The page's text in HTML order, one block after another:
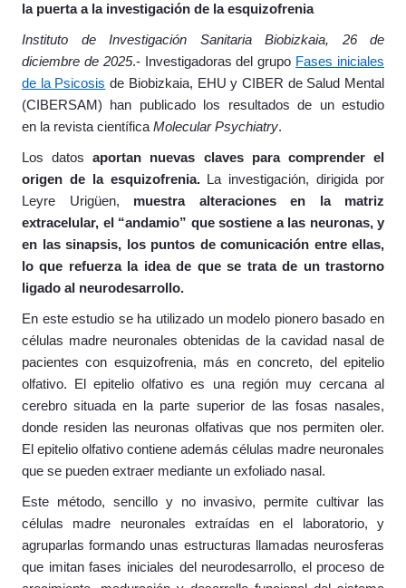
la puerta a la investigación de la esquizofrenia
Instituto de Investigación Sanitaria Biobizkaia, 26 de
diciembre de 2025.- Investigadoras del grupo Fases iniciales
de la Psicosis de Biobizkaia, EHU y CIBER de Salud Mental
(CIBERSAM) han publicado los resultados de un estudio
en la revista científica Molecular Psychiatry.
Los datosaportan nuevas claves para comprender el
origen de la esquizofrenia.La investigación, dirigida por
Leyre Urigüen, muestra alteraciones en la matriz
extracelular, el “andamio” que sostiene a las neuronas, y
en las sinapsis, los puntos de comunicación entre ellas,
lo que refuerza la idea de que se trata de un trastorno
ligado al neurodesarrollo.
En este estudio se ha utilizado un modelo pionero basado en
células madre neuronales obtenidas de la cavidad nasal de
pacientes con esquizofrenia, más en concreto, del epitelio
olfativo. El epitelio olfativo es una región muy cercana al
cerebro situada en la parte superior de las fosas nasales,
donde residen las neuronas olfativas que nos permiten oler.
El epitelio olfativo contiene además células madre neuronales
que se pueden extraer mediante un exfoliado nasal.
Este método, sencillo y no invasivo, permite cultivar las
células madre neuronales extraídas en el laboratorio, y
agruparlas formando unas estructuras llamadas neurosferas
que imitan fases iniciales del neurodesarrollo, el proceso de